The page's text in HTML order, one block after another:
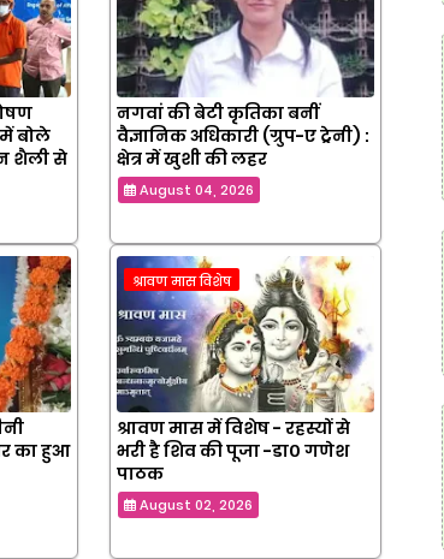
बोले
शैली से
नगवां की बेटी कृतिका बनीं
वैज्ञानिक अधिकारी (ग्रुप-ए ट्रेनी) :
क्षेत्र में खुशी की लहर
August 04, 2026
का हुआ
श्रावण मास विशेष
श्रावण मास में विशेष - रहस्यों से
भरी है शिव की पूजा -डा० गणेश
पाठक
August 02, 2026